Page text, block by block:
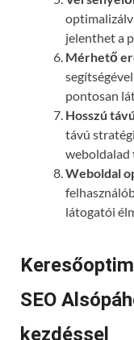
jelenthet a
Mérhető
pontosan
Hosszú
távú
weboldalad
Weboldal
látogatói
SEO
kezdéssel